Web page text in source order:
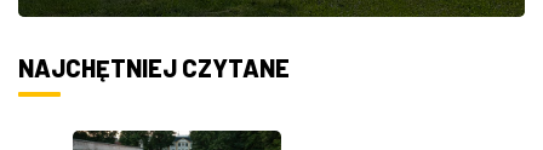
NAJCHĘTNIEJ CZYTANE